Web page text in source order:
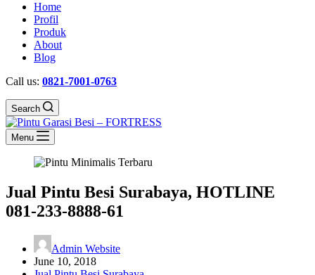
Home
Profil
Produk
About
Blog
Call us: 0821-7001-0763
Search
Menu
Jual Pintu Besi Surabaya, HOTLINE
081-233-8888-61
Admin Website
June 10, 2018